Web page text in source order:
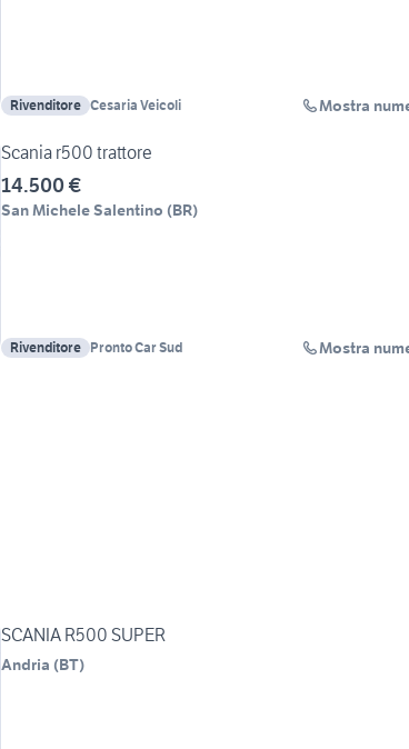
Rivenditore Cesaria Veicoli Mostra
Scania r500 trattore
14.500 €
San Michele Salentino (BR)
Rivenditore Pronto Car Sud Mostra
SCANIA R500 SUPER
Andria (BT)